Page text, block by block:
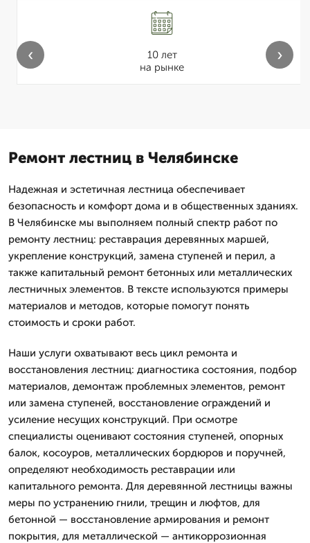
10 лет
на рынке
‹ ›
Ремонт лестниц в Челябинске
Надежная и эстетичная лестница обеспечивает
безопасность и комфорт дома и в общественных зданиях.
В Челябинске мы выполняем полный спектр работ по
ремонту лестниц: реставрация деревянных маршей,
укрепление конструкций, замена ступеней и перил, а
также капитальный ремонт бетонных или металлических
лестничных элементов. В тексте используются примеры
материалов и методов, которые помогут понять
стоимость и сроки работ.
Наши услуги охватывают весь цикл ремонта и
восстановления лестниц: диагностика состояния, подбор
материалов, демонтаж проблемных элементов, ремонт
или замена ступеней, восстановление ограждений и
усиление несущих конструкций. При осмотре
специалисты оценивают состояния ступеней, опорных
балок, косоуров, металлических бордюров и поручней,
определяют необходимость реставрации или
капитального ремонта. Для деревянной лестницы важны
меры по устранению гнили, трещин и люфтов, для
бетонной — восстановление армирования и ремонт
покрытия, для металлической — антикоррозионная